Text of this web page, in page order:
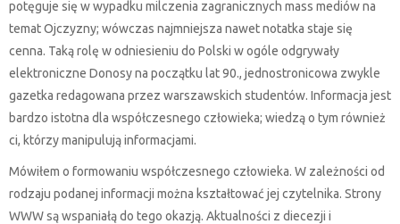
potęguje się w wypadku milczenia zagranicznych mass mediów na
temat Ojczyzny; wówczas najmniejsza nawet notatka staje się
cenna. Taką rolę w odniesieniu do Polski w ogóle odgrywały
elektroniczne Donosy na początku lat 90., jednostronicowa zwykle
gazetka redagowana przez warszawskich studentów. Informacja jest
bardzo istotna dla współczesnego człowieka; wiedzą o tym również
ci, którzy manipulują informacjami.
Mówiłem o formowaniu współczesnego człowieka. W zależności od
rodzaju podanej informacji można kształtować jej czytelnika. Strony
WWW są wspaniałą do tego okazją. Aktualności z diecezji i